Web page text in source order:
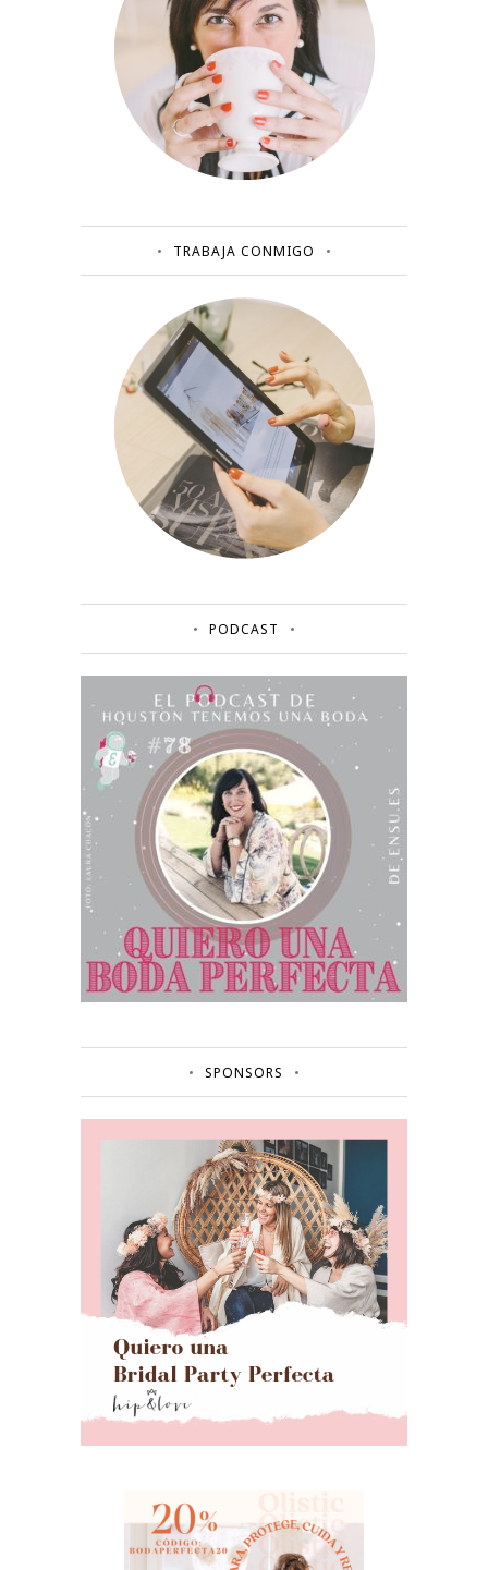
TRABAJA CONMIGO
PODCAST
SPONSORS